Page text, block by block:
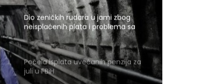
Dio zeničkih rudara u jami zbog
neisplaćenih plata i problema sa
zdravstvenim knjižicama
Počela isplata uvećanih penzija za
juli u FBiH